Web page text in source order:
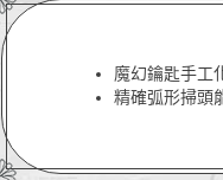
魔幻鑰匙手工
精確弧形掃頭